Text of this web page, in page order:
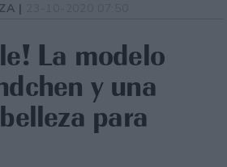
|
La modelo
y una
para